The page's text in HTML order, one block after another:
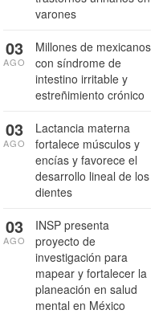
varones
Millones de mexicanos
con síndrome de
intestino irritable y
estreñimiento crónico
03
AGO
Lactancia materna
fortalece músculos y
encías y favorece el
desarrollo lineal de los
dientes
03
AGO
INSP presenta
proyecto de
investigación para
mapear y fortalecer la
planeación en salud
mental en México
03
AGO